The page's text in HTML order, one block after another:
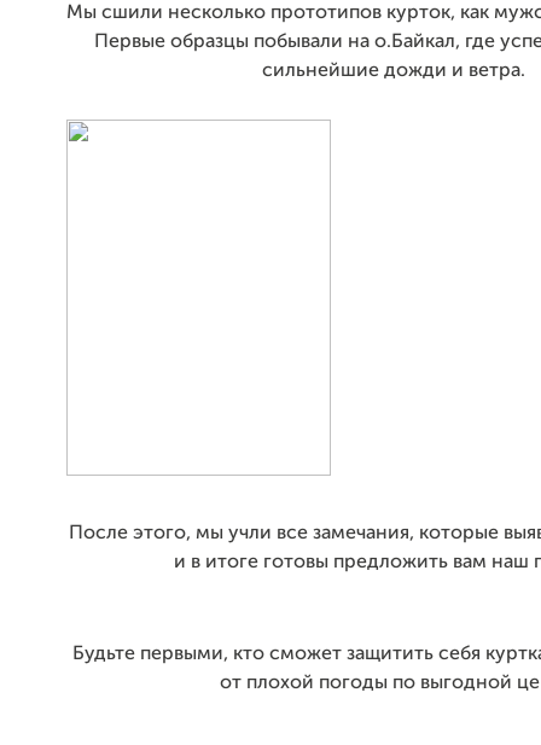
Мы сшили несколько прототипов курток, как
Первые образцы побывали на о.Байкал, где
сильнейшие дожди и ветра.
После этого, мы учли все замечания, которые
и в итоге готовы предложить вам наш
Будьте первыми, кто сможет защитить себя
от плохой погоды по выгодной